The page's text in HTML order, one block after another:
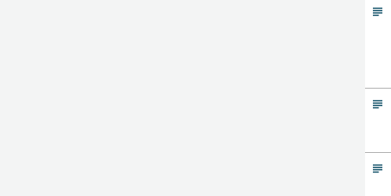
subject
subject
subject